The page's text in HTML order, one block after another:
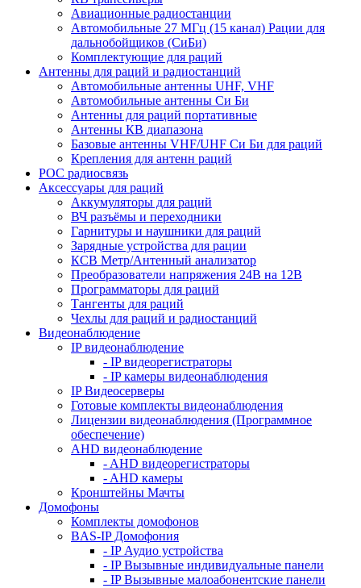
Авиационные радиостанции
Автомобильные 27 МГц (15 канал) Рации для
дальнобойщиков (СиБи)
Комплектующие для раций
Антенны для раций и радиостанций
Автомобильные антенны UHF, VHF
Автомобильные антенны Си Би
Антенны для раций портативные
Антенны КВ диапазона
Базовые антенны VHF/UHF Си Би для раций
Крепления для антенн раций
POC радиосвязь
Аксессуары для раций
Аккумуляторы для раций
ВЧ разъёмы и переходники
Гарнитуры и наушники для раций
Зарядные устройства для рации
КСВ Метр/Антенный анализатор
Преобразователи напряжения 24В на 12В
Программаторы для раций
Тангенты для раций
Чехлы для раций и радиостанций
Видеонаблюдение
IP видеонаблюдение
- IP видеорегистраторы
- IP камеры видеонаблюдения
IP Видеосерверы
Готовые комплекты видеонаблюдения
Лицензии видеонаблюдения (Программное
обеспечение)
AHD видеонаблюдение
- AHD видеорегистраторы
- AHD камеры
Кронштейны Мачты
Домофоны
Комплекты домофонов
BAS-IP Домофония
- IP Аудио устройства
- IP Вызывные индивидуальные панели
- IP Вызывные малоабонентские панели